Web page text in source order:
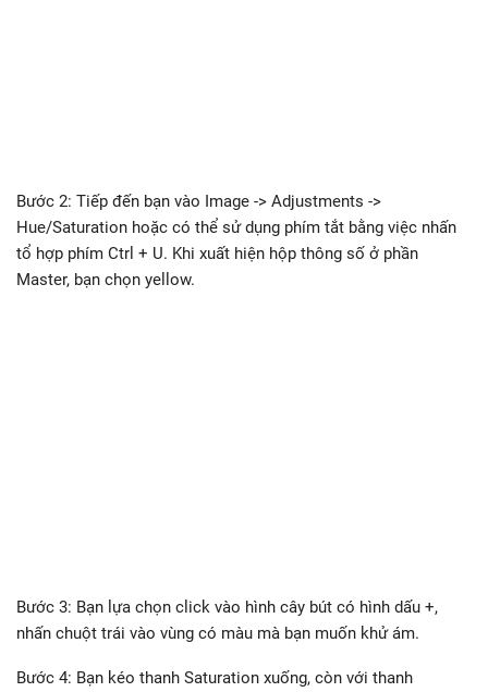
Bước 2: Tiếp đến bạn vào Image -> Adjustments ->
Hue/Saturation hoặc có thể sử dụng phím tắt bằng việc nhấn
tổ hợp phím Ctrl + U. Khi xuất hiện hộp thông số ở phần
Master, bạn chọn yellow.
Bước 3: Bạn lựa chọn click vào hình cây bút có hình dấu +,
nhấn chuột trái vào vùng có màu mà bạn muốn khử ám.
Bước 4: Bạn kéo thanh Saturation xuống, còn với thanh